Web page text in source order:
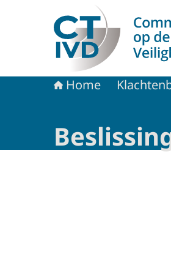
Naar de homepage van
Home